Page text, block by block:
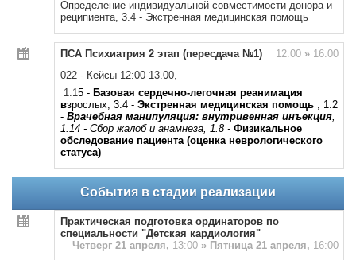
Определение индивидуальной совместимости донора и
реципиента, 3.4 - Экстренная медицинская помощь
ПСА Психиатрия 2 этап (пересдача №1) 12:00 »16:00
022 - Кейсы 12:00-13.00,
1.15 - Базовая сердечно-легочная реанимация
взрослых, 3.4 - Экстренная медицинская помощь
, 1.2
- Врачебная манипуляция: внутривенная инъекция,
1.14 - Сбор жалоб и анамнеза, 1.8 - Физикальное
обследование пациента (оценка неврологического
статуса)
События в стадии реализации
Практическая подготовка ординаторов по
специальности "Детская кардиология"
Четверг 21 апреля, 13:00 » Пятница 21 апреля, 16:00